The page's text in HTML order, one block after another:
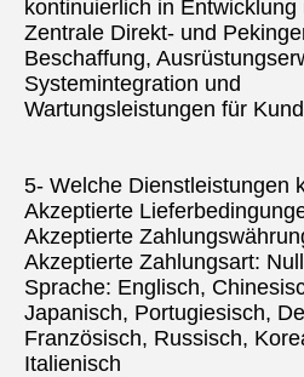
kontinuierlich in Entwicklung
Zentrale Direkt- und
Beschaffung,
Systemintegration und
Wartungsleistungen für
5- Welche Dienstleistungen
Akzeptierte
Akzeptierte
Akzeptierte Zahlungsart:
Sprache: Englisch,
Japanisch, Portugiesisch,
Französisch, Russisch,
Italienisch